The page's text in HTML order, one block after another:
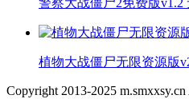
警察大战僵尸2免费版v1.2
植物大战僵尸无限资源版
Copyright 2013-2025